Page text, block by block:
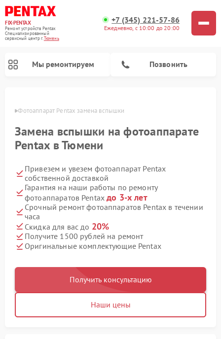
FIX-PENTAX
Ремонт устройств Pentax
Специализированный
cервисный центр г.Тюмень
+7 (345) 221-57-86
Ежедневно, с 10:00 до 20:00
Мы ремонтируем Позвонить
Фотоаппарат Pentax замена вспышки
Замена вспышки на фотоаппарате
Pentax в Тюмени
Привезем и увезем фотоаппарат Pentax
собственной доставкой
Гарантия на наши работы по ремонту
фотоаппаратов Pentaxдо 3-х лет
Срочный ремонт фотоаппаратов Pentax в течении
часа
Скидка для вас до 20%
Получите 1500 рублей на ремонт
Оригинальные комплектующие Pentax
Получить консультацию
Наши цены